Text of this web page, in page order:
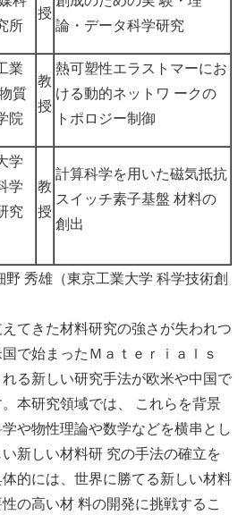
所
授
論・データ科学研究
業
質
院
教
授
熱可塑性エラストマーにお
ける動的ネットワ ークの
トポロジー制御
学
学
究
教
授
計算科学を用いた磁気抵抗
スイッチ素子基盤 材料の
創出
野 秀雄（東京工業大学 科学技術創
てきた材料研究の強さが失われつ
で始まったＭａｔｅｒｉａｌｓ
る新しい研究手法が欧米や中国で
本研究領域では、 これらを背景
や物性理論や数学などを横串とし
新しい材料研 究の手法の確立を
的には、世界に勝てる新しい材料
の高い材 料の開発に挑戦するこ